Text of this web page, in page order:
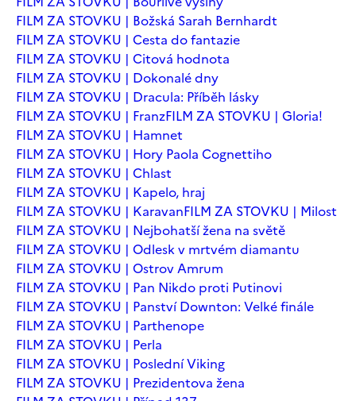
FILM ZA STOVKU | Božská Sarah Bernhardt
FILM ZA STOVKU | Cesta do fantazie
FILM ZA STOVKU | Citová hodnota
FILM ZA STOVKU | Dokonalé dny
FILM ZA STOVKU | Dracula: Příběh lásky
FILM ZA STOVKU | FranzFILM ZA STOVKU | Gloria!
FILM ZA STOVKU | Hamnet
FILM ZA STOVKU | Hory Paola Cognettiho
FILM ZA STOVKU | Chlast
FILM ZA STOVKU | Kapelo, hraj
FILM ZA STOVKU | KaravanFILM ZA STOVKU | Milost
FILM ZA STOVKU | Nejbohatší žena na světě
FILM ZA STOVKU | Odlesk v mrtvém diamantu
FILM ZA STOVKU | Ostrov Amrum
FILM ZA STOVKU | Pan Nikdo proti Putinovi
FILM ZA STOVKU | Panství Downton: Velké finále
FILM ZA STOVKU | Parthenope
FILM ZA STOVKU | Perla
FILM ZA STOVKU | Poslední Viking
FILM ZA STOVKU | Prezidentova žena